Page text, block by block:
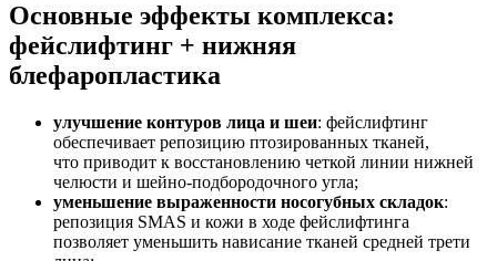
Основные эффекты комплекса:
фейслифтинг + нижняя
блефаропластика
улучшение контуров лица и шеи: фейслифтинг
обеспечивает репозицию птозированных тканей,
что приводит к восстановлению четкой линии нижней
челюсти и шейно-подбородочного угла;
уменьшение выраженности носогубных складок:
репозиция SMAS и кожи в ходе фейслифтинга
позволяет уменьшить нависание тканей средней трети